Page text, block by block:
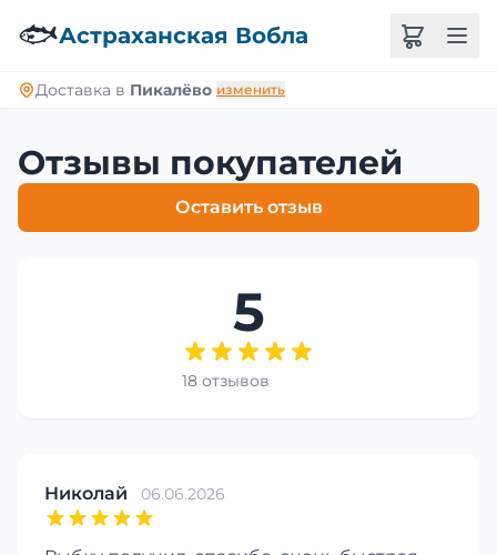
🐟Астраханская Вобла
Доставка в Пикалёво изменить
Отзывы покупателей
Оставить отзыв
5
18 отзывов
Николай 06.06.2026